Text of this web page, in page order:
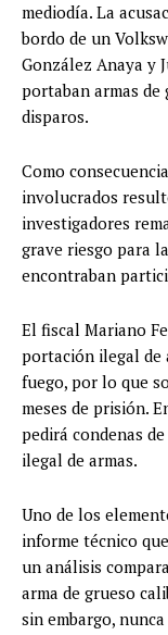
mediodía. La
bordo de un
González Anaya y
portaban armas
disparos.
Como
involucrados
investigadores
grave riesgo para
encontraban
El fiscal Mariano
portación ilegal de
fuego, por lo que
meses de prisión.
pedirá condenas
ilegal de armas.
Uno de los
informe técnico
un análisis
arma de grueso
sin embargo,